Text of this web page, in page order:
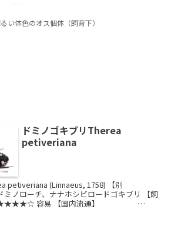
い体色のオス個体（飼育下）
ドミノゴキブリTherea
petiveriana
petiveriana (Linnaeus, 1758) 【別
、ナナホシビロードゴキブリ 【飼
容易 【国内流通】